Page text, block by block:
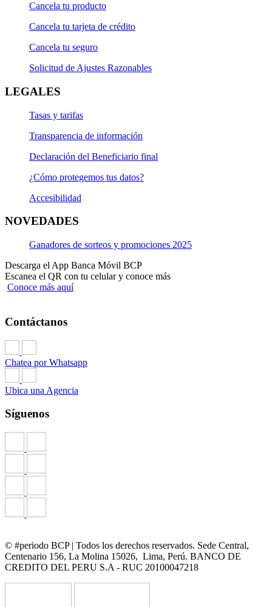
Cancela tu producto
Cancela tu tarjeta de crédito
Cancela tu seguro
Solicitud de Ajustes Razonables
LEGALES
Tasas y tarifas
Transparencia de información
Declaración del Beneficiario final
¿Cómo protegemos tus datos?
Accesibilidad
NOVEDADES
Ganadores de sorteos y promociones 2025
Descarga el App Banca Móvil BCP
Escanea el QR con tu celular y conoce más
Conoce más aquí
Contáctanos
Chatea por Whatsapp
Ubica una Agencia
Síguenos
© #periodo BCP | Todos los derechos reservados. Sede Central,
Centenario 156, La Molina 15026, Lima, Perú. BANCO DE
CREDITO DEL PERU S.A - RUC 20100047218